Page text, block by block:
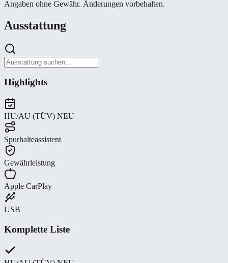
Angaben ohne Gewähr. Änderungen vorbehalten.
Ausstattung
Highlights
HU/AU (TÜV) NEU
Spurhalteassistent
Gewährleistung
Apple CarPlay
USB
Komplette Liste